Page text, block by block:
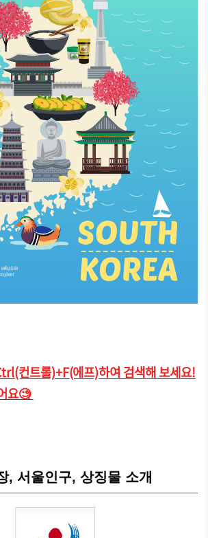
컨트롤)+F(에프)하여 검색해 보세요!
요🧐
, 서울인구, 상징물 소개